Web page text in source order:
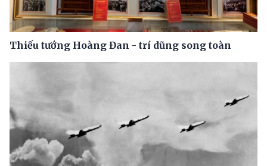
Thiếu tướng Hoàng Đan - trí dũng song toàn